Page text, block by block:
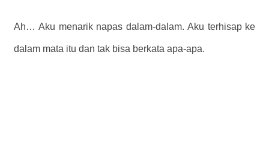
Ah… Aku menarik napas dalam-dalam. Aku terhisap ke
dalam mata itu dan tak bisa berkata apa-apa.